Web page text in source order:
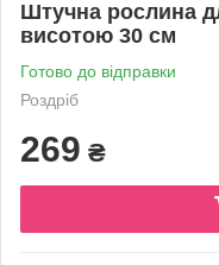
Штучна рослина
висотою 30 см
Готово до відправки
Роздріб
269 ₴